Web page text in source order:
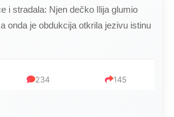
i stradala: Njen dečko Ilija glumio
onda je obdukcija otkrila jezivu istinu
234 145